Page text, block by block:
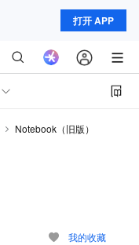
打开 APP
Notebook（旧版）
我的收藏